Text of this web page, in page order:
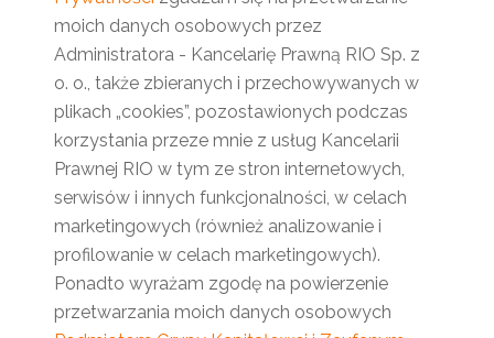
moich danych osobowych przez
Administratora - Kancelarię Prawną RIO Sp. z
o. o., także zbieranych i przechowywanych w
plikach „cookies”, pozostawionych podczas
korzystania przeze mnie z usług Kancelarii
Prawnej RIO w tym ze stron internetowych,
serwisów i innych funkcjonalności, w celach
marketingowych (również analizowanie i
profilowanie w celach marketingowych).
Ponadto wyrażam zgodę na powierzenie
przetwarzania moich danych osobowych